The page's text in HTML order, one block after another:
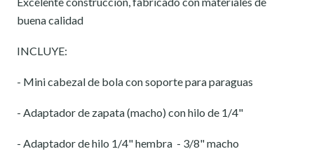
buena calidad
INCLUYE:
- Mini cabezal de bola con soporte para paraguas
- Adaptador de zapata (macho) con hilo de 1/4"
- Adaptador de hilo 1/4" hembra - 3/8" macho